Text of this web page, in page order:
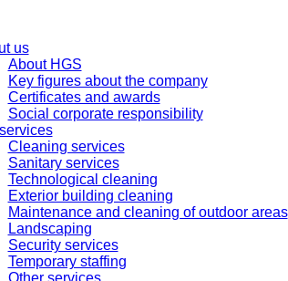
us
About HGS
Key figures about the company
Certificates and awards
Social corporate responsibility
Cleaning services
Sanitary services
Technological cleaning
Exterior building cleaning
Maintenance and cleaning of outdoor areas
Landscaping
Security services
Temporary staffing
Other services